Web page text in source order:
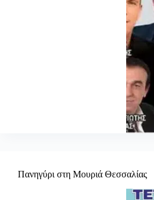
Πανηγύρι στη Μουριά Θεσσαλίας